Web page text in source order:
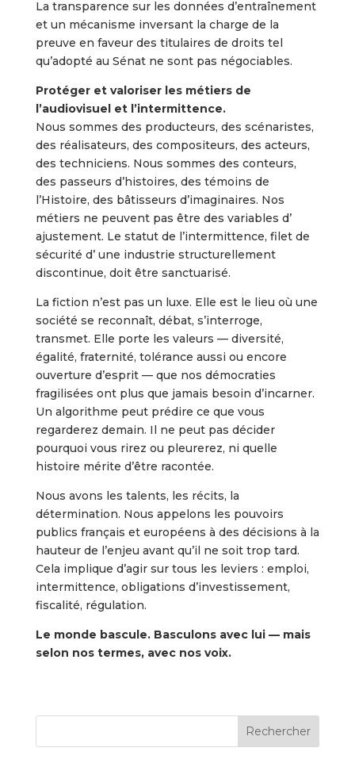
La transparence sur les données d’entraînement
et un mécanisme inversant la charge de la
preuve en faveur des titulaires de droits tel
qu’adopté au Sénat ne sont pas négociables.
Protéger et valoriser les métiers de
l’audiovisuel et l’intermittence.
Nous sommes des producteurs, des scénaristes,
des réalisateurs, des compositeurs, des acteurs,
des techniciens. Nous sommes des conteurs,
des passeurs d’histoires, des témoins de
l’Histoire, des bâtisseurs d’imaginaires. Nos
métiers ne peuvent pas être des variables d’
ajustement. Le statut de l’intermittence, filet de
sécurité d’ une industrie structurellement
discontinue, doit être sanctuarisé.
La fiction n’est pas un luxe. Elle est le lieu où une
société se reconnaît, débat, s’interroge,
transmet. Elle porte les valeurs — diversité,
égalité, fraternité, tolérance aussi ou encore
ouverture d’esprit — que nos démocraties
fragilisées ont plus que jamais besoin d’incarner.
Un algorithme peut prédire ce que vous
regarderez demain. Il ne peut pas décider
pourquoi vous rirez ou pleurerez, ni quelle
histoire mérite d’être racontée.
Nous avons les talents, les récits, la
détermination. Nous appelons les pouvoirs
publics français et européens à des décisions à la
hauteur de l’enjeu avant qu’il ne soit trop tard.
Cela implique d’agir sur tous les leviers : emploi,
intermittence, obligations d’investissement,
fiscalité, régulation.
Le monde bascule. Basculons avec lui — mais
selon nos termes, avec nos voix.